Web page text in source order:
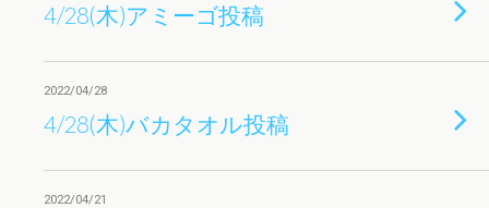
4/28(木)アミーゴ投稿
2022/04/28
4/28(木)バカタオル投稿
2022/04/21